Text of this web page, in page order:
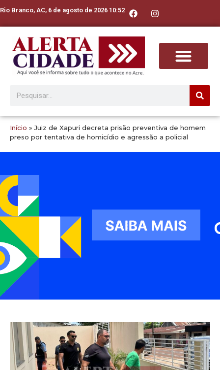
Rio Branco, AC, 6 de agosto de 2026 10:52
Início »Juiz de Xapuri decreta prisão preventiva de homem
preso por tentativa de homicídio e agressão a policial